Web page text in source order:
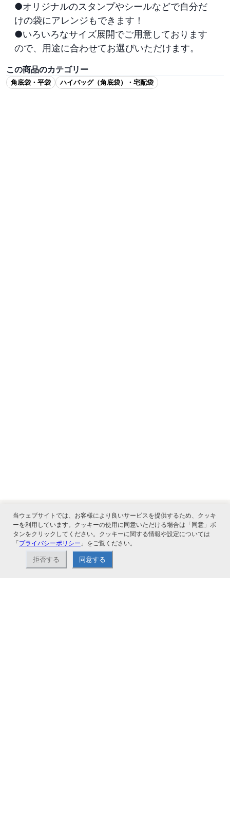
●オリジナルのスタンプやシールなどで自分だ
けの袋にアレンジもできます！
●いろいろなサイズ展開でご用意しております
ので、用途に合わせてお選びいただけます。
この商品のカテゴリー
角底袋・平袋 ハイバッグ（角底袋）・宅配袋
関連サービス
当ウェブサイトでは、お客様により良いサービスを提供するため、クッキ
ーを利用しています。クッキーの使用に同意いただける場合は「同意」ボ
タンをクリックしてください。クッキーに関する情報や設定については
「プライバシーポリシー 」をご覧ください。
拒否する 同意する